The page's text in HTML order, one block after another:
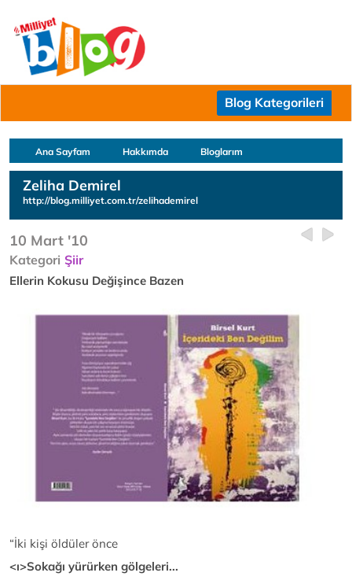
Blog Kategorileri
Ana Sayfam Hakkımda Bloglarım
Zeliha Demirel
http://blog.milliyet.com.tr/zelihademirel
10 Mart '10
Kategori Şiir
Ellerin Kokusu Değişince Bazen
“İki kişi öldüler önce
<ı>Sokağı yürürken gölgeleri...